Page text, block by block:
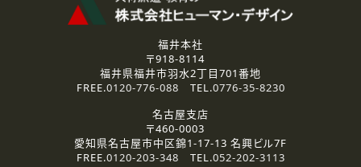
なお、ご連絡手段は、電話・Ｅメールのいずれかの方法とい
2.個人情報の第三者提供
ご提供いただいた個人情報は、法令等の規定に従う場合を除き、
3.個人情報の取り扱いの委託
弊社の定める個人情報保護の評価基準を満たした委託先に、個
人情報を委託する場合があります。
福井本社
〒918-8114
福井県福井市羽水2丁目701番地
FREE.0120-776-088 TEL.0776-35-8230
名古屋支店
〒460-0003
愛知県名古屋市中区錦1-17-13 名興ビル7F
FREE.0120-203-348 TEL.052-202-3113